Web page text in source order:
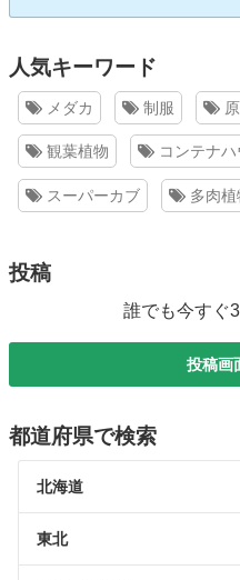
人気キーワード
メダカ 制服
観葉植物 コンテナハ
スーパーカブ 多肉植
投稿
誰でも今すぐ
投稿画
都道府県で検索
北海道
東北